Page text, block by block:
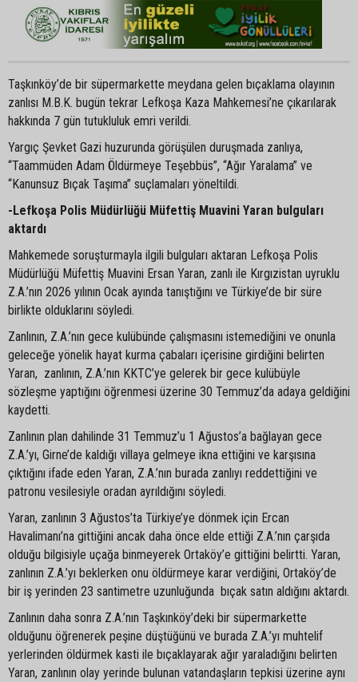
Taşkınköy’de bir süpermarkette meydana gelen bıçaklama olayının
zanlısı M.B.K. bugün tekrar Lefkoşa Kaza Mahkemesi’ne çıkarılarak
hakkında 7 gün tutukluluk emri verildi.
Yargıç Şevket Gazi huzurunda görüşülen duruşmada zanlıya,
“Taammüden Adam Öldürmeye Teşebbüs”, “Ağır Yaralama” ve
“Kanunsuz Bıçak Taşıma” suçlamaları yöneltildi.
-Lefkoşa Polis Müdürlüğü Müfettiş Muavini Yaran bulguları
aktardı
Mahkemede soruşturmayla ilgili bulguları aktaran Lefkoşa Polis
Müdürlüğü Müfettiş Muavini Ersan Yaran, zanlı ile Kırgızistan uyruklu
Z.A.’nın 2026 yılının Ocak ayında tanıştığını ve Türkiye’de bir süre
birlikte olduklarını söyledi.
Zanlının, Z.A.’nın gece kulübünde çalışmasını istemediğini ve onunla
geleceğe yönelik hayat kurma çabaları içerisine girdiğini belirten
Yaran, zanlının, Z.A.’nın KKTC’ye gelerek bir gece kulübüyle
sözleşme yaptığını öğrenmesi üzerine 30 Temmuz’da adaya geldiğini
kaydetti.
Zanlının plan dahilinde 31 Temmuz’u 1 Ağustos’a bağlayan gece
Z.A.’yı, Girne’de kaldığı villaya gelmeye ikna ettiğini ve karşısına
çıktığını ifade eden Yaran, Z.A.’nın burada zanlıyı reddettiğini ve
patronu vesilesiyle oradan ayrıldığını söyledi.
Yaran, zanlının 3 Ağustos’ta Türkiye’ye dönmek için Ercan
Havalimanı’na gittiğini ancak daha önce elde ettiği Z.A.’nın çarşıda
olduğu bilgisiyle uçağa binmeyerek Ortaköy’e gittiğini belirtti. Yaran,
zanlının Z.A.’yı beklerken onu öldürmeye karar verdiğini, Ortaköy’de
bir iş yerinden 23 santimetre uzunluğunda bıçak satın aldığını aktardı.
Zanlının daha sonra Z.A.’nın Taşkınköy’deki bir süpermarkette
olduğunu öğrenerek peşine düştüğünü ve burada Z.A.’yı muhtelif
yerlerinden öldürmek kasti ile bıçaklayarak ağır yaraladığını belirten
Yaran, zanlının olay yerinde bulunan vatandaşların tepkisi üzerine aynı